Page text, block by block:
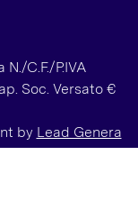
C.F./P.IVA
Soc. Versato €
by Lead Genera